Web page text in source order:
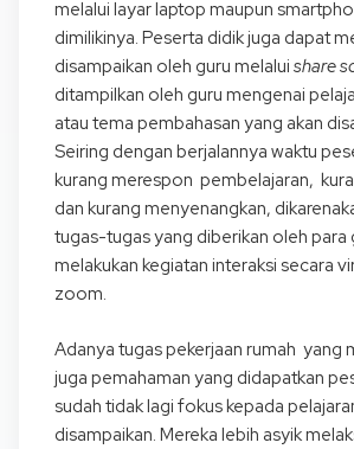
melalui layar laptop maupun
dimilikinya. Peserta didik juga dapat
disampaikan oleh guru melalui share
ditampilkan oleh guru mengenai
atau tema pembahasan yang akan
Seiring dengan berjalannya waktu
kurang merespon pembelajaran,
dan kurang menyenangkan,
tugas-tugas yang diberikan oleh para
melakukan kegiatan interaksi secara
zoom.
Adanya tugas pekerjaan rumah yang
juga pemahaman yang didapatkan
sudah tidak lagi fokus kepada
disampaikan. Mereka lebih asyik